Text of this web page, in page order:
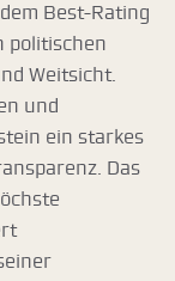
Best-Rating
politischen
Weitsicht.
und
ein starkes
Das